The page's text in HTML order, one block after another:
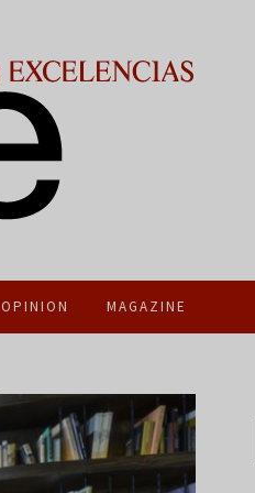
OPINION MAGAZINE